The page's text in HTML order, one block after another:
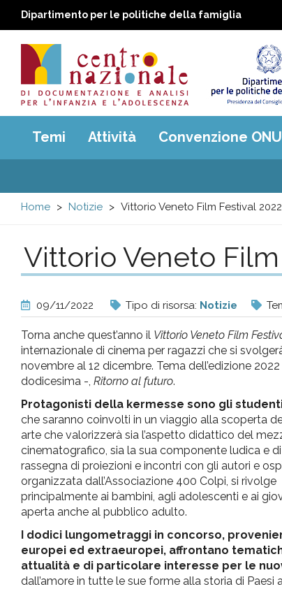
Dipartimento per le politiche della famiglia
Centro
nazionale
di
e
analisi
pr
l'infanzia
e
l'adolescenza
Main
menu
Temi Attività Convenzione ONU
Home Notizie Vittorio Veneto Film Festival 2022
Vittorio Veneto
09/11/2022 Tipo di risorsa: Notizie
Torna anche quest’anno il Vittorio Veneto Film
internazionale di cinema per ragazzi che si
novembre al 12 dicembre. Tema dell’edizione 2022
dodicesima -, Ritorno al futuro.
Protagonisti della kermesse sono gli
che saranno coinvolti in un viaggio alla scoperta
arte che valorizzerà sia l’aspetto didattico del
cinematografico, sia la sua componente ludica e
rassegna di proiezioni e incontri con gli autori e
organizzata dall’Associazione 400 Colpi, si rivolge
principalmente ai bambini, agli adolescenti e ai
aperta anche al pubblico adulto.
I dodici lungometraggi in concorso,
europei ed extraeuropei, affrontano
attualità e di particolare interesse per le
dall’amore in tutte le sue forme alla storia di Paesi